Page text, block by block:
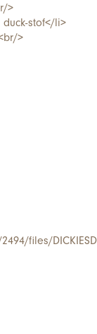
>
stof</li>
>
files/